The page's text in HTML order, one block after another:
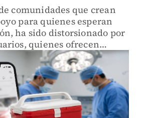
comunidades que crean
para quienes esperan
ha sido distorsionado por
quienes ofrecen
o córneas a cambio de